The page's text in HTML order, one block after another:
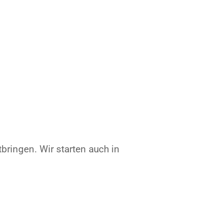
Wir starten auch in